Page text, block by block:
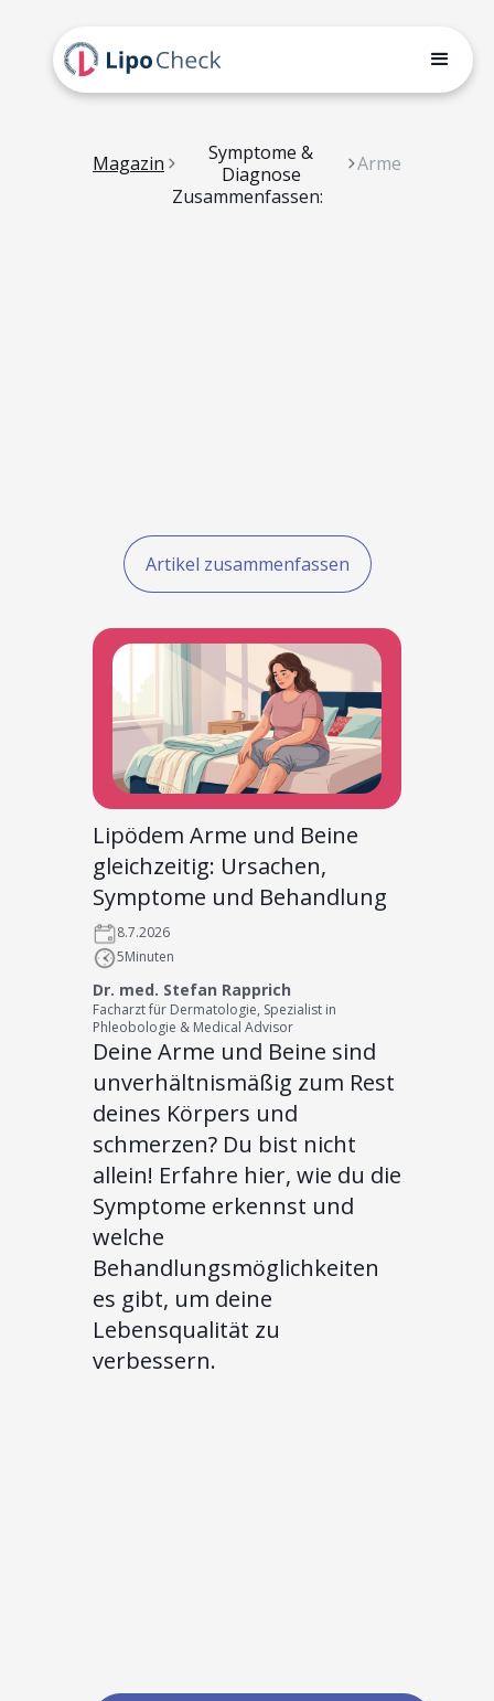
Magazin
Symptome &
Diagnose
Arme
Zusammenfassen:
Artikel zusammenfassen
Lipödem Arme und Beine
gleichzeitig: Ursachen,
Symptome und Behandlung
8.7.2026
5Minuten
Dr. med. Stefan Rapprich
Facharzt für Dermatologie, Spezialist in
Phleobologie & Medical Advisor
Deine Arme und Beine sind
unverhältnismäßig zum Rest
deines Körpers und
schmerzen? Du bist nicht
allein! Erfahre hier, wie du die
Symptome erkennst und
welche
Behandlungsmöglichkeiten
es gibt, um deine
Lebensqualität zu
verbessern.